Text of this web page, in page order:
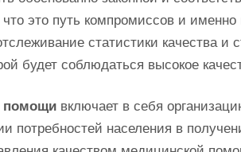
это путь компромиссов и именно
статистики качества и
будет соблюдаться высокое
помощи включает в себя
потребностей населения в